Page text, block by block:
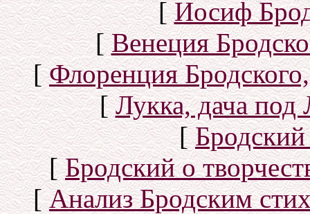
[Иосиф
[Венеция
[Флоренция
[Лукка, дача под
[
[Бродский о
[Анализ Бродским